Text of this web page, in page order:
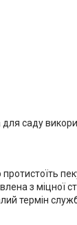
саду
з міцної
термін